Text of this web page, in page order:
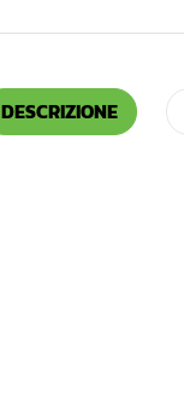
DESCRIZIONE